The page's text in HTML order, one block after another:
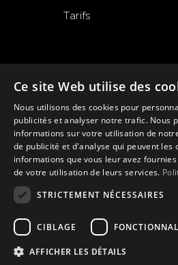
Tarifs
Réservez votre appel
Prendre rendez-
© 2026 GYC INVEST — TOUS DROITS
Ce site Web utilise des
Nous utilisons des cookies pour
publicités et analyser notre trafic. Nous
informations sur votre utilisation de
de publicité et d'analyse qui peuvent les
informations que vous leur avez
de votre utilisation de leurs services.
STRICTEMENT NÉCESSAIRES
CIBLAGE
AFFICHER LES DÉTAILS